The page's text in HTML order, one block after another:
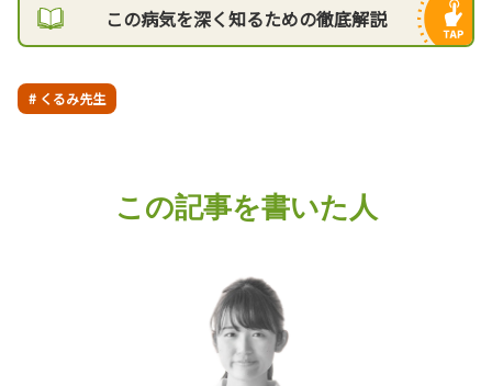
この病気を深く知るための徹底解説
# くるみ先生
この記事を書いた人